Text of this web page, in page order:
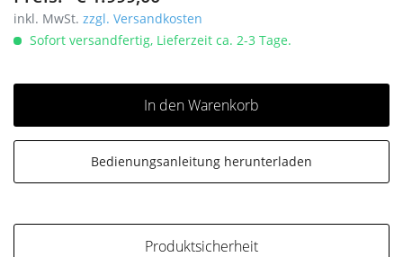
inkl. MwSt. zzgl. Versandkosten
Sofort versandfertig, Lieferzeit ca. 2-3 Tage.
In den Warenkorb
Bedienungsanleitung herunterladen
Produktsicherheit